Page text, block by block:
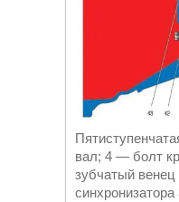
вал; 4 ― болт
зубчатый